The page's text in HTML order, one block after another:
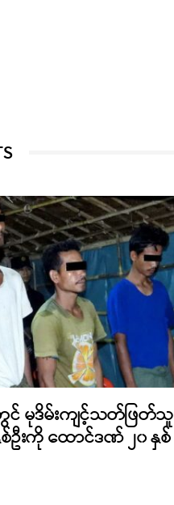
င် မုဒိမ်းကျင့်သတ်ဖြတ်သူ
းကို ထောင်ဒဏ် ၂၀ နှစ်